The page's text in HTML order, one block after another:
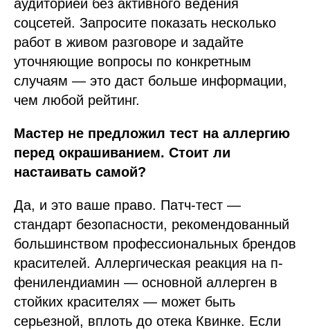
аудиторией без активного ведения
соцсетей. Запросите показать несколько
работ в живом разговоре и задайте
уточняющие вопросы по конкретным
случаям — это даст больше информации,
чем любой рейтинг.
Мастер не предложил тест на аллергию
перед окрашиванием. Стоит ли
настаивать самой?
Да, и это ваше право. Патч-тест —
стандарт безопасности, рекомендованный
большинством профессиональных брендов
красителей. Аллергическая реакция на п-
фенилендиамин — основной аллерген в
стойких красителях — может быть
серьезной, вплоть до отека Квинке. Если